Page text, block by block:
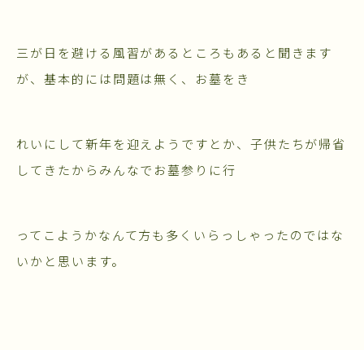
三が日を避ける風習があるところもあると聞きます
が、基本的には問題は無く、お墓をき
れいにして新年を迎えようですとか、子供たちが帰省
してきたからみんなでお墓参りに行
ってこようかなんて方も多くいらっしゃったのではな
いかと思います。